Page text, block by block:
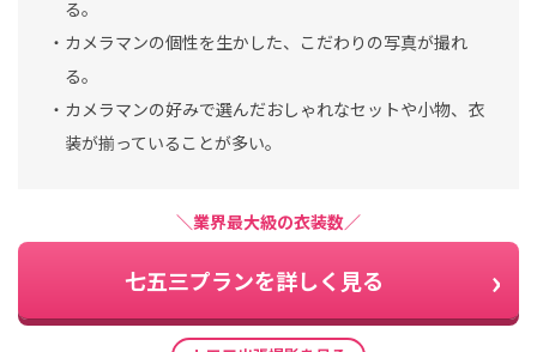
る。
・カメラマンの個性を生かした、こだわりの写真が撮れ
る。
・カメラマンの好みで選んだおしゃれなセットや小物、衣
装が揃っていることが多い。
＼業界最大級の衣装数／
七五三プランを詳しく見る